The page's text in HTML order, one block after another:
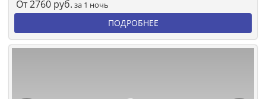
От2760 руб. за 1 ночь
ПОДРОБНЕЕ